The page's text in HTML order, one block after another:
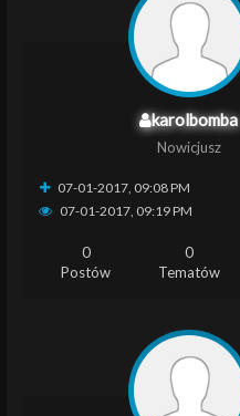
karolbomba
Nowicjusz
07-01-2017, 09:08 PM
07-01-2017, 09:19 PM
0
Postów
0
Tematów